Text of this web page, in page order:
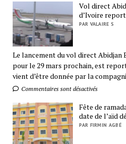
Vol direct
d’Ivoire
PAR VALAIRE S
Le lancement du vol direct
pour le 29 mars prochain, est
vient d’être donnée par la
Commentaires sont désactivés
Fête de
date de l’aïd
PAR FIRMIN AGBÉ